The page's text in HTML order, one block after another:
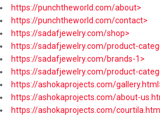
https://punchtheworld.com/about>
https://punchtheworld.com/contact>
https://sadafjewelry.com/shop>
https://sadafjewelry.com/product-
https://sadafjewelry.com/brands-1>
https://sadafjewelry.com/product-
https://ashokaprojects.com/
https://ashokaprojects.com/about-
https://ashokaprojects.com/